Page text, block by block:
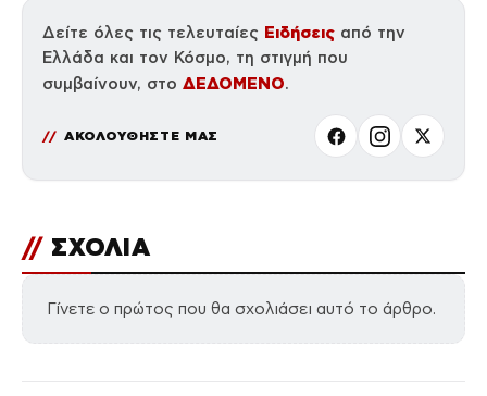
Δείτε όλες τις τελευταίες Ειδήσεις από την
Ελλάδα και τον Κόσμο, τη στιγμή που
συμβαίνουν, στο ΔΕΔΟΜΕΝΟ.
ΑΚΟΛΟΥΘΗΣΤΕ ΜΑΣ
// ΣΧΟΛΙΑ
Γίνετε ο πρώτος που θα σχολιάσει αυτό το άρθρο.